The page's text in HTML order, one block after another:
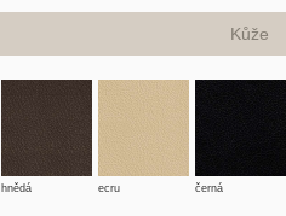
Kůže
hnědá ecru černá